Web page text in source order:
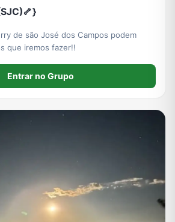
de são José dos Campos podem
que iremos fazer!!
Entrar no Grupo